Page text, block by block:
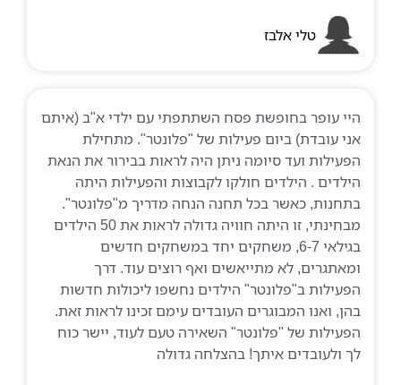
טלי אלבז
היי עופר בחופשת פסח השתתפתי עם ילדי א"ב (איתם
אני עובדת) ביום פעילות של "פלונטר". מתחילת
הפעילות ועד סיומה ניתן היה לראות בבירור את הנאת
הילדים . הילדים חולקו לקבוצות והפעילות היתה
בתחנות, כאשר בכל תחנה הנחה מדריך מ"פלונטר".
מבחינתי, זו היתה חוויה גדולה לראות את 50 הילדים
בגילאי 6-7, משחקים יחד במשחקים חדשים
ומאתגרים, לא מתייאשים ואף רוצים עוד. דרך
הפעילות ב"פלונטר" הילדים נחשפו ליכולות חדשות
בהן, ואנו המבוגרים העובדים עימם זכינו לראות זאת.
הפעילות של "פלונטר" השאירה טעם לעוד, יישר כוח
לך ולעובדים איתך! בהצלחה גדולה